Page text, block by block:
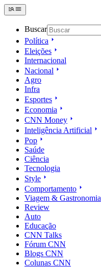
Buscar
Política
Eleições
Internacional
Nacional
Agro
Infra
Esportes
Economia
CNN Money
Inteligência Artificial
Pop
Saúde
Ciência
Tecnologia
Style
Comportamento
Viagem & Gastronomia
Review
Auto
Educação
CNN Talks
Fórum CNN
Blogs CNN
Colunas CNN